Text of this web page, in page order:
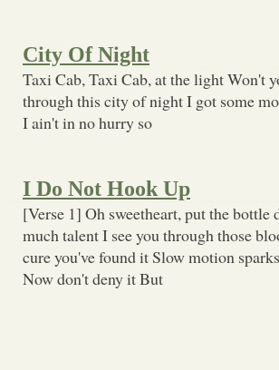
City Of Night
Taxi Cab, Taxi Cab, at the light Won't
through this city of night I got some
I ain't in no hurry so
I Do Not Hook Up
[Verse 1] Oh sweetheart, put the bottle
much talent I see you through those
cure you've found it Slow motion
Now don't deny it But